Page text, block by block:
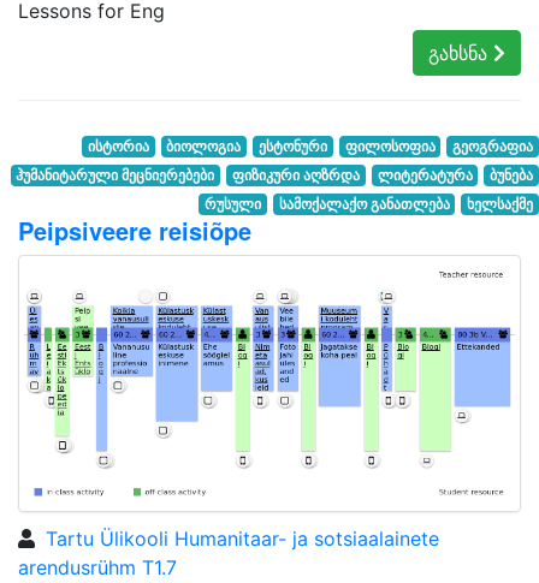
Lessons for Eng
გახსნა
ისტორია ბიოლოგია ესტონური ფილოსოფია
გეოგრაფია
ჰუმანიტარული მეცნიერებები
ფიზიკური აღზრდა ლიტერატურა
ბუნება
რუსული
სამოქალაქო განათლება ხელსაქმე
Peipsiveere reisiõpe
Tartu Ülikooli Humanitaar- ja sotsiaalainete
arendusrühm T1.7